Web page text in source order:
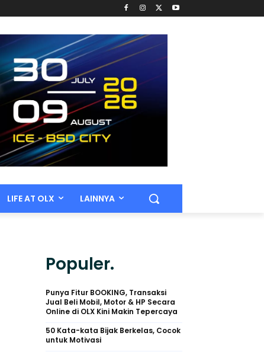
LIFE AT OLX LAINNYA
Populer.
Punya Fitur BOOKING, Transaksi
Jual Beli Mobil, Motor & HP Secara
Online di OLX Kini Makin Tepercaya
50 Kata-kata Bijak Berkelas, Cocok
untuk Motivasi